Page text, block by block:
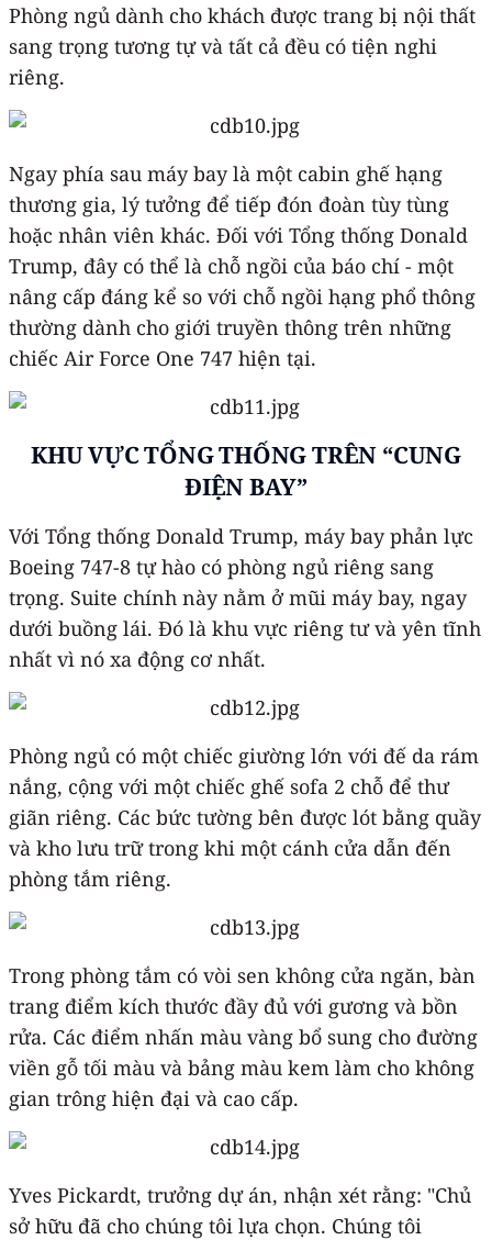
Phòng ngủ dành cho khách được trang bị nội thất
sang trọng tương tự và tất cả đều có tiện nghi
riêng.
Ngay phía sau máy bay là một cabin ghế hạng
thương gia, lý tưởng để tiếp đón đoàn tùy tùng
hoặc nhân viên khác. Đối với Tổng thống Donald
Trump, đây có thể là chỗ ngồi của báo chí - một
nâng cấp đáng kể so với chỗ ngồi hạng phổ thông
thường dành cho giới truyền thông trên những
chiếc Air Force One 747 hiện tại.
KHU VỰC TỔNG THỐNG TRÊN “CUNG
ĐIỆN BAY”
Với Tổng thống Donald Trump, máy bay phản lực
Boeing 747-8 tự hào có phòng ngủ riêng sang
trọng. Suite chính này nằm ở mũi máy bay, ngay
dưới buồng lái. Đó là khu vực riêng tư và yên tĩnh
nhất vì nó xa động cơ nhất.
Phòng ngủ có một chiếc giường lớn với đế da rám
nắng, cộng với một chiếc ghế sofa 2 chỗ để thư
giãn riêng. Các bức tường bên được lót bằng quầy
và kho lưu trữ trong khi một cánh cửa dẫn đến
phòng tắm riêng.
Trong phòng tắm có vòi sen không cửa ngăn, bàn
trang điểm kích thước đầy đủ với gương và bồn
rửa. Các điểm nhấn màu vàng bổ sung cho đường
viền gỗ tối màu và bảng màu kem làm cho không
gian trông hiện đại và cao cấp.
Yves Pickardt, trưởng dự án, nhận xét rằng: "Chủ
sở hữu đã cho chúng tôi lựa chọn. Chúng tôi